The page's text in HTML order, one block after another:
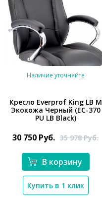
*}
Наличие уточняйте
Кресло Everprof King LB M
Экокожа Черный (EC-370
PU LB Black)
30 750 Руб. 35 978Руб.
В корзину
Купить в 1 клик